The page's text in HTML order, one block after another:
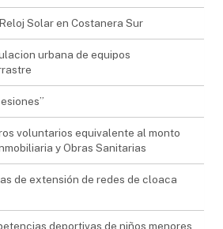
Solar en Costanera Sur
urbana de equipos
voluntarios equivalente al monto
y Obras Sanitarias
de extensión de redes de cloaca
deportivas de niños menores